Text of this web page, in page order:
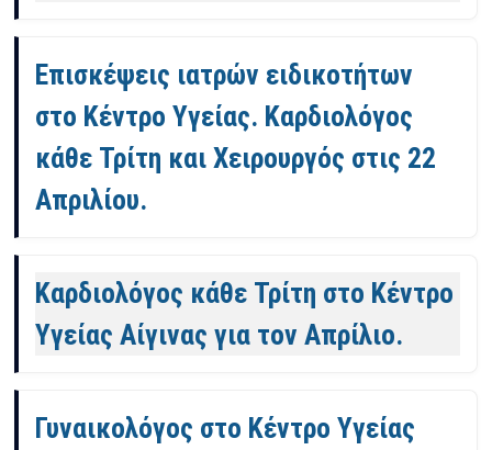
Επισκέψεις ιατρών ειδικοτήτων
στο Κέντρο Υγείας. Καρδιολόγος
κάθε Τρίτη και Χειρουργός στις 22
Απριλίου.
Καρδιολόγος κάθε Τρίτη στο Κέντρο
Υγείας Αίγινας για τον Απρίλιο.
Γυναικολόγος στο Κέντρο Υγείας